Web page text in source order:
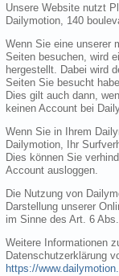
Unsere Website nutzt
Dailymotion, 140
Wenn Sie eine unserer
Seiten besuchen, wird
hergestellt. Dabei wird
Seiten Sie besucht
Dies gilt auch dann,
keinen Account bei
Wenn Sie in Ihrem
Dailymotion, Ihr
Dies können Sie
Account ausloggen.
Die Nutzung von
Darstellung unserer
im Sinne des Art. 6
Weitere Informationen
Datenschutzerklärung
https://